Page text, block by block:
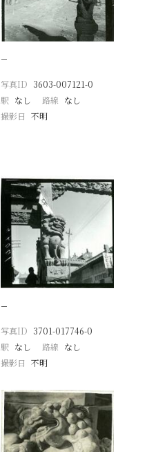
−
写真ID 3603-007121-0
駅 なし 路線 なし
撮影日 不明
−
写真ID 3701-017746-0
駅 なし 路線 なし
撮影日 不明